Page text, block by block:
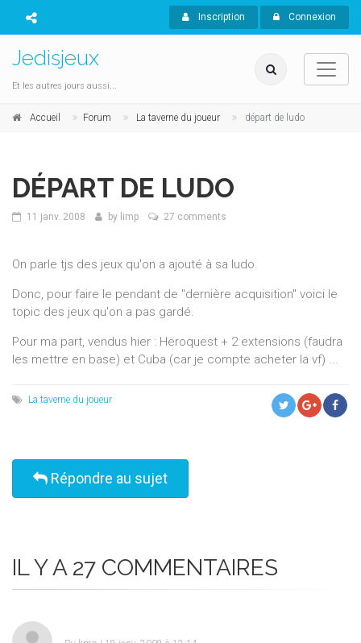
Inscription Connexion
Jedisjeux
Et les autres jours aussi...
Accueil Forum La taverne du joueur départ de ludo
DÉPART DE LUDO
11 janv. 2008 by limp 27 comments
On parle tjs des jeux qu'on a ajouté à sa ludo.
Donc, pour faire le pendant de "dernière acquisition" voici le
topic des jeux qu'on a pas gardé.
Pour ma part, vendus hier : Heroquest + 2 extensions (faudra
les mettre en base) et Cuba (car je compte acheter la vf) ...
La taverne du joueur
Répondre au sujet
IL Y A 27 COMMENTAIRES